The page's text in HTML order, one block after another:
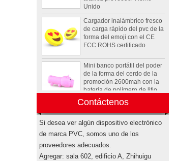
Cargador inalámbrico fresco
de carga rápido del pvc de la
forma del emoji con el CE
FCC ROHS certificado
Mini banco portátil del poder
de la forma del cerdo de la
promoción 2600mah con la
batería de polímero de litio
Forma de tortuga animal
OEM PVC 4GB 8GB 16GB
Altavoz personalizado
Rockstar Energy Drink Bottle
Mini Altavoz Bluetooth
Contáctenos
Si desea ver algún dispositivo electrónico
de marca PVC, somos uno de los
proveedores adecuados.
Agregar: sala 602, edificio A, Zhihuigu